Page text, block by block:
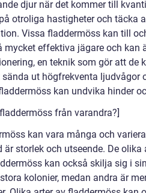
djur när det kommer till
otroliga hastigheter och täcka
Vissa fladdermöss kan till
effektiva jägare och kan
en teknik som gör att de
ut högfrekventa ljudvågor
kan undvika hinder
från varandra?]
kan vara många och
storlek och utseende. De
kan också skilja sig i
kolonier, medan andra är